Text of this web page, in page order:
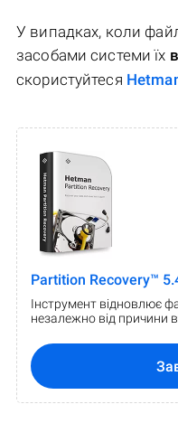
У випадках, коли
засобами системи їх
скористуйтеся
Partition Recovery™
Інструмент відновлює
незалежно від причини